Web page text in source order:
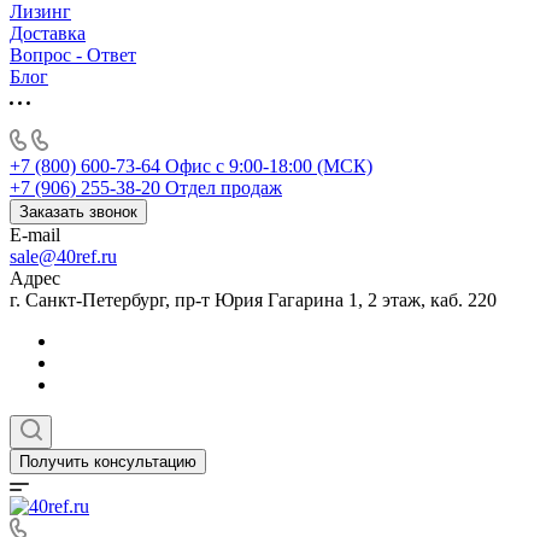
Лизинг
Доставка
Вопрос - Ответ
Блог
+7 (800) 600-73-64 Офис с 9:00-18:00 (МСК)
+7 (906) 255-38-20 Отдел продаж
Заказать звонок
E-mail
sale@40ref.ru
Адрес
г. Санкт-Петербург, пр-т Юрия Гагарина 1, 2 этаж, каб. 220
Получить консультацию